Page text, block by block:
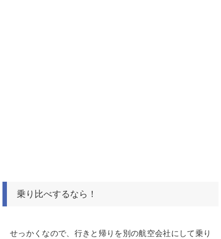
乗り比べするなら！
せっかくなので、行きと帰りを別の航空会社にして乗り